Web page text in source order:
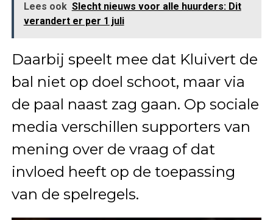
Lees ook Slecht nieuws voor alle huurders: Dit
verandert er per 1 juli
Daarbij speelt mee dat Kluivert de
bal niet op doel schoot, maar via
de paal naast zag gaan. Op sociale
media verschillen supporters van
mening over de vraag of dat
invloed heeft op de toepassing
van de spelregels.